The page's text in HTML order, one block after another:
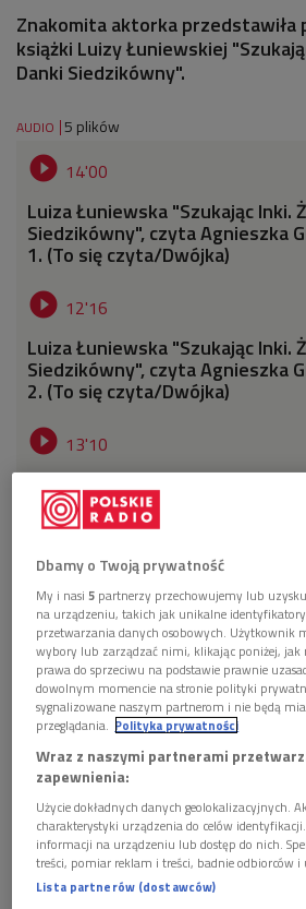
Znakomita aktorka
książki Luizy Łuniewskiej
Danki Siedzikówny".
AUDIO 5 plików
 14'00
Luiza Łuniewska "Szukając Inki.
Siedzikówny", czyta Agnieszka
1. (To się czyta/Dwójka)
 12'16
Luiza Łuniewska "Szukając Inki.
Siedzikówny", czyta Agnieszka
2. (To się czyta/Dwójka)
 13'10
Luiza Łuniewska "Szukając Inki.
Siedzikówny", czyta Agnieszka
3. (To się czyta/Dwójka)
 14'10
Luiza Łuniewska "Szukając Inki.
Siedzikówny", czyta Agnieszka
4. (To się czyta/Dwójka)
 14'22
Luiza Łuniewska "Szukając Inki.
Siedzikówny", czyta Agnieszka
5. (To się czyta/Dwójka)
Agnieszka Grochowska podczas nagrywania jej
Polskiego Radia Foto: Grzegorz Śledź/PR2
GALERIA
Dbamy o Twoją prywatność
My i nasi5 partnerzy przechowujemy lub
na urządzeniu, takich jak unikalne
przetwarzania danych osobowych. Użytkownik
wybory lub zarządzać nimi, klikając poniżej, jak
prawa do sprzeciwu na podstawie prawnie
dowolnym momencie na stronie polityki
sygnalizowane naszym partnerom i nie będą
przeglądania. Polityka prywatności
Wraz z naszymi partnerami
zapewnienia:
Użycie dokładnych danych geolokalizacyjnych.
charakterystyki urządzenia do celów
informacji na urządzeniu lub dostęp do nich.
treści, pomiar reklam i treści, badnie odbiorców i
Lista partnerów (dostawców)